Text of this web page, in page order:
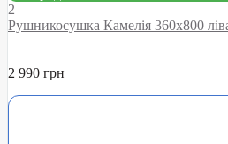
2
Рушникосушка Камелія 360х800
2 990 грн